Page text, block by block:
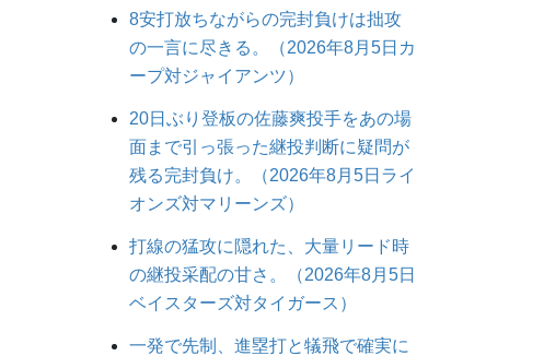
8安打放ちながらの完封負けは拙攻
の一言に尽きる。（2026年8月5日カ
ープ対ジャイアンツ）
20日ぶり登板の佐藤爽投手をあの場
面まで引っ張った継投判断に疑問が
残る完封負け。（2026年8月5日ライ
オンズ対マリーンズ）
打線の猛攻に隠れた、大量リード時
の継投采配の甘さ。（2026年8月5日
ベイスターズ対タイガース）
一発で先制、進塁打と犠飛で確実に